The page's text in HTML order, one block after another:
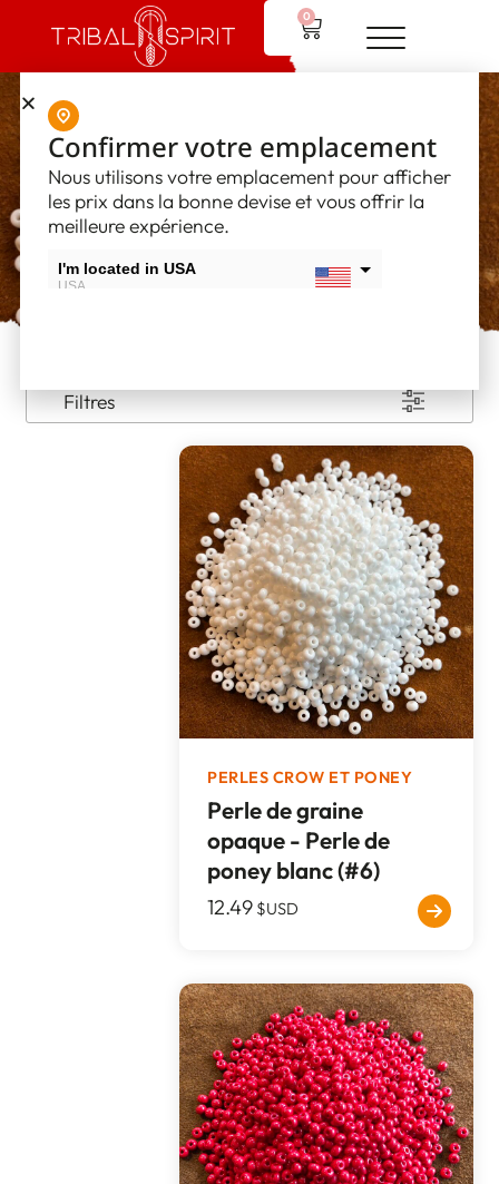
0
Perles Crow et
poney
Filtres
PERLES CROW ET PONEY
Perle de graine
opaque - Perle de
poney blanc (#6)
12.49 $USD
Confirmer votre emplacement
Nous utilisons votre emplacement pour afficher
les prix dans la bonne devise et vous offrir la
meilleure expérience.
I'm located in USA
USA